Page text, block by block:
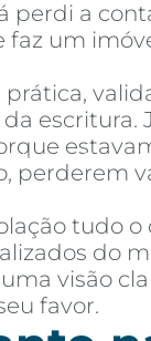
EducaçãoContato
perdi a
um
escritura.
perderem
tudo
do
visão
favor.